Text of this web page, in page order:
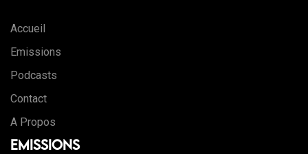
Accueil
Emissions
Podcasts
Contact
A Propos
Emissions